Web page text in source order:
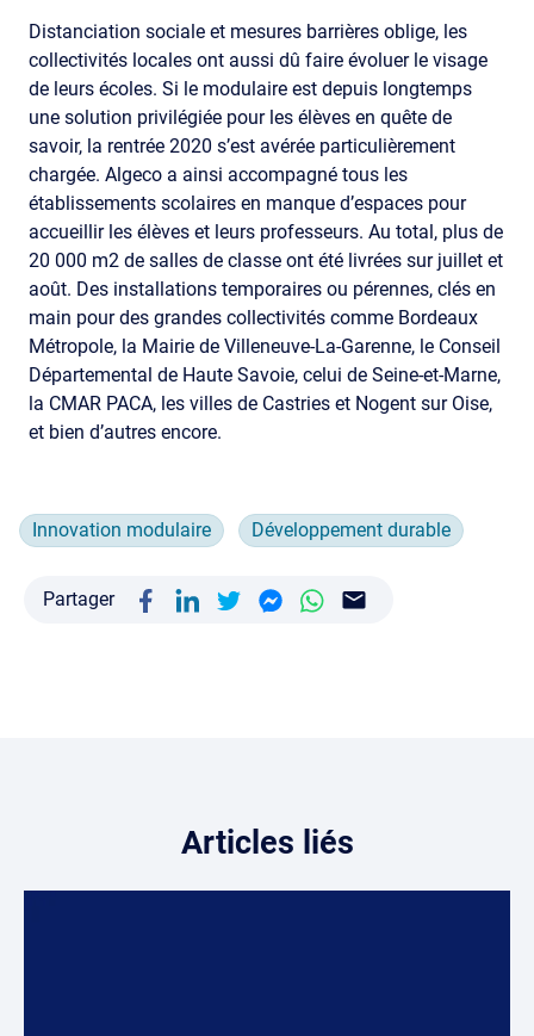
Distanciation sociale et mesures barrières oblige, les
collectivités locales ont aussi dû faire évoluer le visage
de leurs écoles. Si le modulaire est depuis longtemps
une solution privilégiée pour les élèves en quête de
savoir, la rentrée 2020 s’est avérée particulièrement
chargée. Algeco a ainsi accompagné tous les
établissements scolaires en manque d’espaces pour
accueillir les élèves et leurs professeurs. Au total, plus de
20 000 m2 de salles de classe ont été livrées sur juillet et
août. Des installations temporaires ou pérennes, clés en
main pour des grandes collectivités comme Bordeaux
Métropole, la Mairie de Villeneuve-La-Garenne, le Conseil
Départemental de Haute Savoie, celui de Seine-et-Marne,
la CMAR PACA, les villes de Castries et Nogent sur Oise,
et bien d’autres encore.
Innovation modulaire Développement durable
Partager
Articles liés